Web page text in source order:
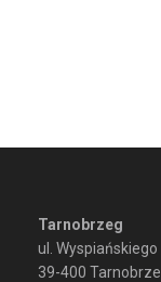
Tarnobrzeg
ul.
39-400